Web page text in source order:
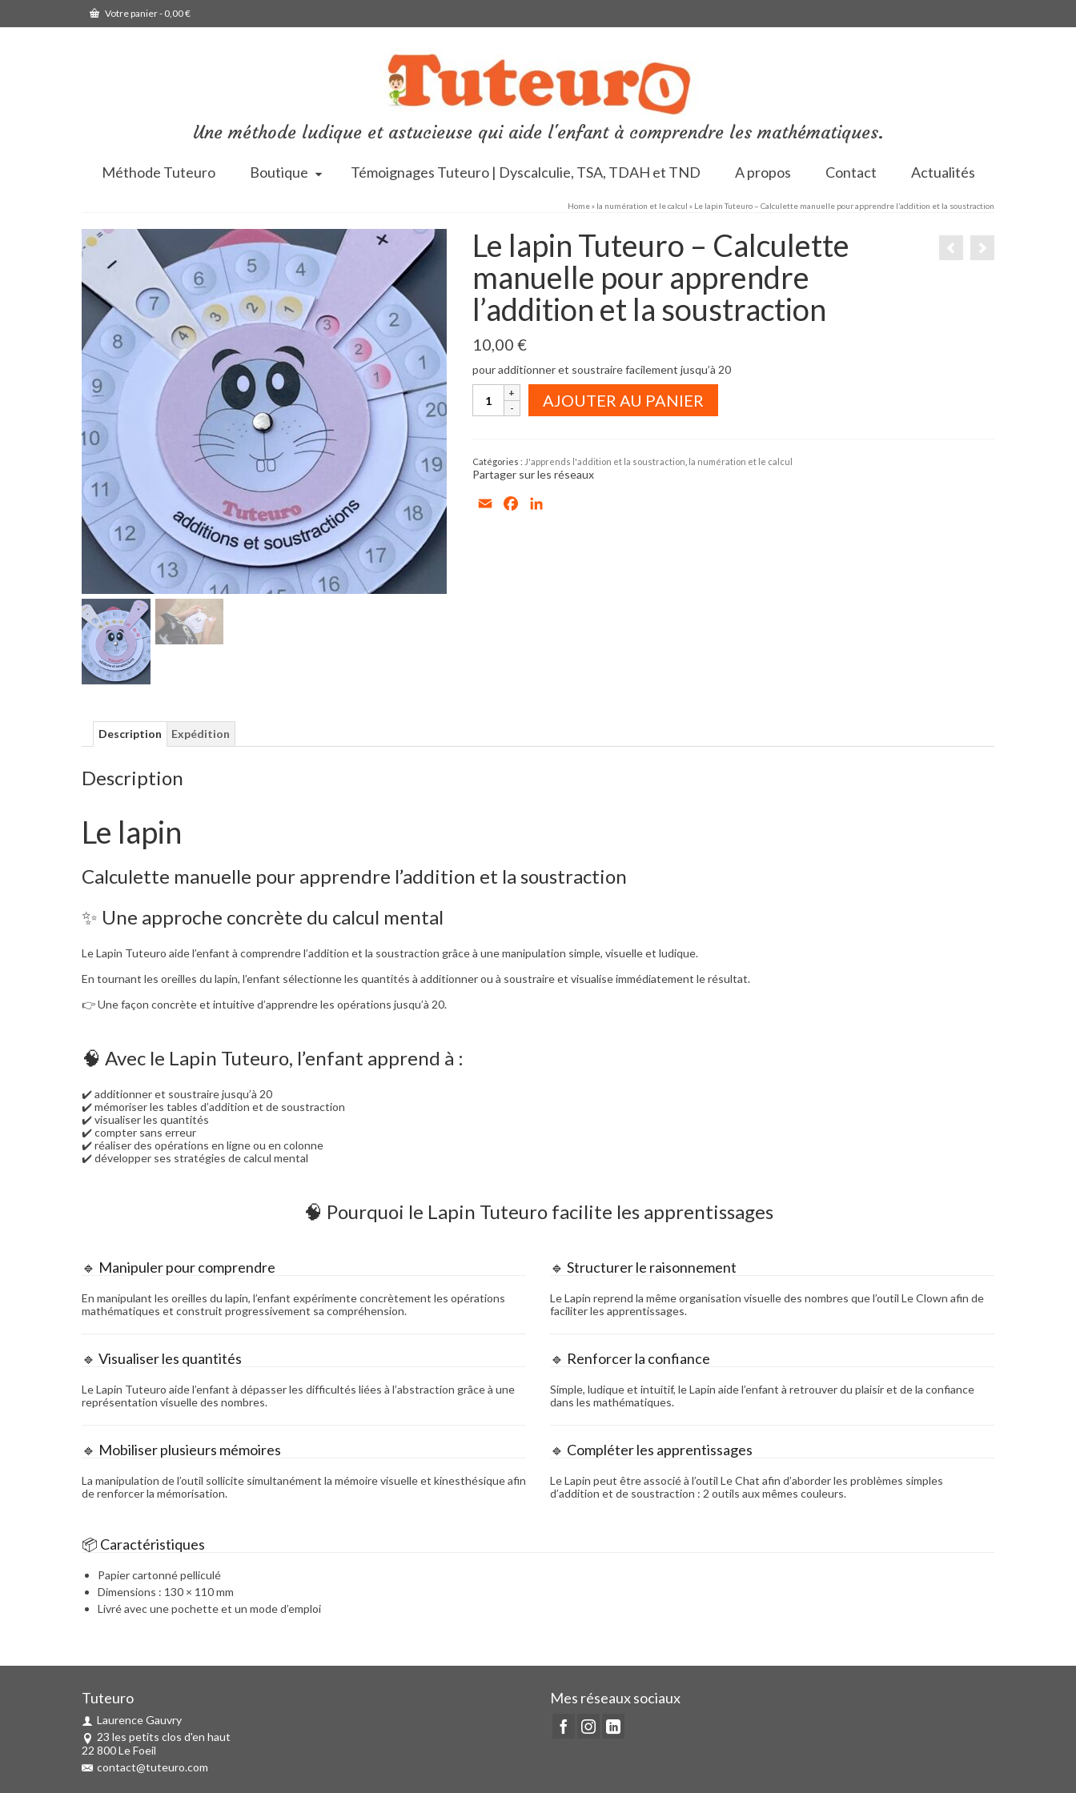
Votre panier- 0,00€
Une méthode ludique et astucieuse qui aide l'enfant à comprendre les mathématiques.
Méthode Tuteuro Boutique Témoignages Tuteuro | Dyscalculie, TSA, TDAH et TND A propos Contact Actualités
Home» la numération et le calcul » Le lapin Tuteuro – Calculette manuelle pour apprendre l’addition et la soustraction
Le lapin Tuteuro – Calculette
manuelle pour apprendre
l’addition et la soustraction
10,00 €
pour additionner et soustraire facilement jusqu’à 20
quantité
Le
Calculette
manuelle
apprendre
AJOUTER AU PANIER
Catégories : J'apprends l'addition et la soustraction la numération et le calcul
Partager sur les réseaux
Email Facebook
Description Expédition
Description
Le lapin
Calculette manuelle pour apprendre l’addition et la soustraction
✨ Une approche concrète du calcul mental
Le Lapin Tuteuro aide l’enfant à comprendre l’addition et la soustraction grâce à une manipulation simple, visuelle et ludique.
En tournant les oreilles du lapin, l’enfant sélectionne les quantités à additionner ou à soustraire et visualise immédiatement le résultat.
👉 Une façon concrète et intuitive d’apprendre les opérations jusqu’à 20.
🧠 Avec le Lapin Tuteuro, l’enfant apprend à :
✔️ additionner et soustraire jusqu’à 20
✔️ mémoriser les tables d’addition et de soustraction
✔️ visualiser les quantités
✔️ compter sans erreur
✔️ réaliser des opérations en ligne ou en colonne
✔️ développer ses stratégies de calcul mental
🧠 Pourquoi le Lapin Tuteuro facilite les apprentissages
🔹 Manipuler pour comprendre
En manipulant les oreilles du lapin, l’enfant expérimente concrètement les opérations
mathématiques et construit progressivement sa compréhension.
🔹 Visualiser les quantités
Le Lapin Tuteuro aide l’enfant à dépasser les difficultés liées à l’abstraction grâce à une
représentation visuelle des nombres.
🔹 Mobiliser plusieurs mémoires
La manipulation de l’outil sollicite simultanément la mémoire visuelle et kinesthésique afin
de renforcer la mémorisation.
🔹 Structurer le raisonnement
Le Lapin reprend la même organisation visuelle des nombres que l’outil Le Clown afin de
faciliter les apprentissages.
🔹 Renforcer la confiance
Simple, ludique et intuitif, le Lapin aide l’enfant à retrouver du plaisir et de la confiance
dans les mathématiques.
🔹 Compléter les apprentissages
Le Lapin peut être associé à l’outil Le Chat afin d’aborder les problèmes simples
d’addition et de soustraction : 2 outils aux mêmes couleurs.
📦 Caractéristiques
Papier cartonné pelliculé
Dimensions : 130 × 110 mm
Livré avec une pochette et un mode d’emploi
Tuteuro
Laurence Gauvry
23 les petits clos d'en haut
22 800 Le Foeil
contact@tuteuro.com
Mes réseaux sociaux